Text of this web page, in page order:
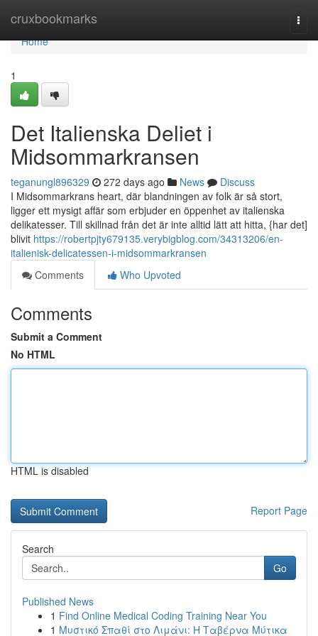
cruxbookmarks
Home
Home
1
Det Italienska Deliet i
Midsommarkransen
teganungl896329 272 days ago News
Discuss
I Midsommarkrans heart, där blandningen av folk är så stort,
ligger ett mysigt affär som erbjuder en öppenhet av italienska
delikatesser. Till skillnad från det är inte alltid lätt att hitta, {har det]
blivit https://robertpjty679135.verybigblog.com/34313206/en-
italienisk-delicatessen-i-midsommarkransen
Comments
Who Upvoted
Comments
Submit a Comment
No HTML
HTML is disabled
Report Page
Search
Go
Published News
1 Find Online Medical Coding Training Near You
1 Μυστικό Σπαθί στο Λιμάνι: Η Ταβέρνα Μύτικα